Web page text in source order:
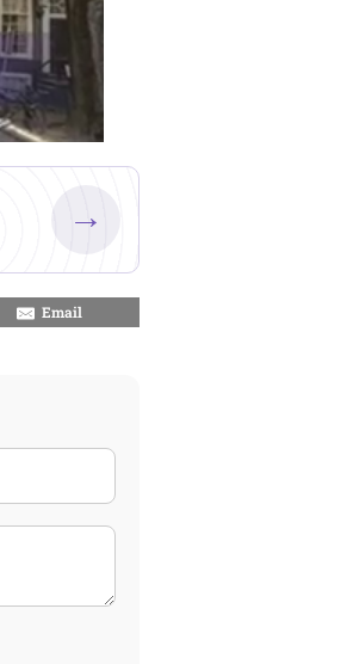
→
Email